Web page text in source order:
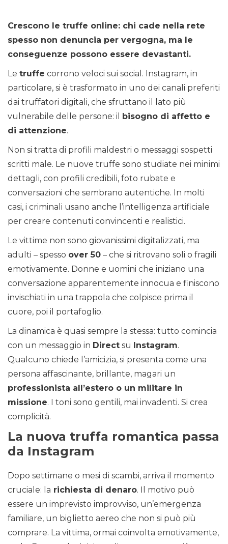
Crescono le truffe online: chi cade nella rete
spesso non denuncia per vergogna, ma le
conseguenze possono essere devastanti.
Le truffe corrono veloci sui social. Instagram, in
particolare, si è trasformato in uno dei canali preferiti
dai truffatori digitali, che sfruttano il lato più
vulnerabile delle persone: il bisogno di affetto e
di attenzione.
Non si tratta di profili maldestri o messaggi sospetti
scritti male. Le nuove truffe sono studiate nei minimi
dettagli, con profili credibili, foto rubate e
conversazioni che sembrano autentiche. In molti
casi, i criminali usano anche l’intelligenza artificiale
per creare contenuti convincenti e realistici.
Le vittime non sono giovanissimi digitalizzati, ma
adulti – spesso over 50 – che si ritrovano soli o fragili
emotivamente. Donne e uomini che iniziano una
conversazione apparentemente innocua e finiscono
invischiati in una trappola che colpisce prima il
cuore, poi il portafoglio.
La dinamica è quasi sempre la stessa: tutto comincia
con un messaggio in Direct su Instagram.
Qualcuno chiede l’amicizia, si presenta come una
persona affascinante, brillante, magari un
professionista all’estero o un militare in
missione. I toni sono gentili, mai invadenti. Si crea
complicità.
La nuova truffa romantica passa
da Instagram
Dopo settimane o mesi di scambi, arriva il momento
cruciale: la richiesta di denaro. Il motivo può
essere un imprevisto improvviso, un’emergenza
familiare, un biglietto aereo che non si può più
comprare. La vittima, ormai coinvolta emotivamente,